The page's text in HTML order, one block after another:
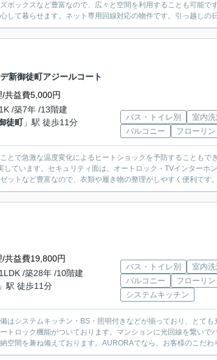
ボックスなど豊富なので、広々と空間を利用することも可能で
して暮らせます。ネット専用回線対応の物件です。引っ越しの
新御徒町アジールコート
/共益費5,000円
/築7年 /13階建
徒町」駅 徒歩11分
バス・トイレ別 室内
バルコニー
フローリ
とで急激な温度変化によるヒートショックを予防することもで
ています。セキュリティ面は、オートロック・TVインターホ
ットなど豊富なので、衣類や履き物の整理がしやすく便利です
/共益費19,800円
/築28年 /10階建
」駅 徒歩11分
バス・トイレ別 室内
バルコニー
フローリ
システムキッチン
はシステムキッチン・BS・照明付きなどが揃っており、とても
トロック機能がついております。マンションに光回線を繋いで
空間を兼ね備えております。AURORAでなら、お客様のこだわ